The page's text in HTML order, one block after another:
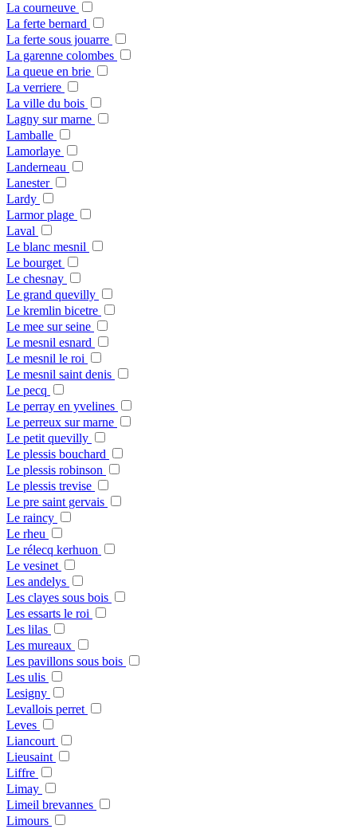
La courneuve
La ferte bernard
La ferte sous jouarre
La garenne colombes
La queue en brie
La verriere
La ville du bois
Lagny sur marne
Lamballe
Lamorlaye
Landerneau
Lanester
Lardy
Larmor plage
Laval
Le blanc mesnil
Le bourget
Le chesnay
Le grand quevilly
Le kremlin bicetre
Le mee sur seine
Le mesnil esnard
Le mesnil le roi
Le mesnil saint denis
Le pecq
Le perray en yvelines
Le perreux sur marne
Le petit quevilly
Le plessis bouchard
Le plessis robinson
Le plessis trevise
Le pre saint gervais
Le raincy
Le rheu
Le rélecq kerhuon
Le vesinet
Les andelys
Les clayes sous bois
Les essarts le roi
Les lilas
Les mureaux
Les pavillons sous bois
Les ulis
Lesigny
Levallois perret
Leves
Liancourt
Lieusaint
Liffre
Limay
Limeil brevannes
Limours